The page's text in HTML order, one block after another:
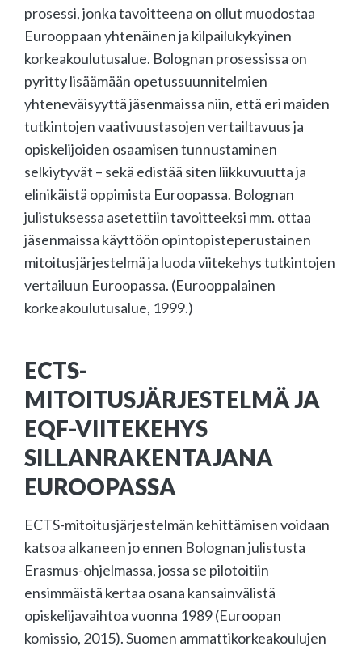
prosessi, jonka tavoitteena on ollut muodostaa
Eurooppaan yhtenäinen ja kilpailukykyinen
korkeakoulutusalue. Bolognan prosessissa on
pyritty lisäämään opetussuunnitelmien
yhteneväisyyttä jäsenmaissa niin, että eri maiden
tutkintojen vaativuustasojen vertailtavuus ja
opiskelijoiden osaamisen tunnustaminen
selkiytyvät – sekä edistää siten liikkuvuutta ja
elinikäistä oppimista Euroopassa. Bolognan
julistuksessa asetettiin tavoitteeksi mm. ottaa
jäsenmaissa käyttöön opintopisteperustainen
mitoitusjärjestelmä ja luoda viitekehys tutkintojen
vertailuun Euroopassa. (Eurooppalainen
korkeakoulutusalue, 1999.)
ECTS-
MITOITUSJÄRJESTELMÄ JA
EQF-VIITEKEHYS
SILLANRAKENTAJANA
EUROOPASSA
ECTS-mitoitusjärjestelmän kehittämisen voidaan
katsoa alkaneen jo ennen Bolognan julistusta
Erasmus-ohjelmassa, jossa se pilotoitiin
ensimmäistä kertaa osana kansainvälistä
opiskelijavaihtoa vuonna 1989 (Euroopan
komissio, 2015). Suomen ammattikorkeakoulujen